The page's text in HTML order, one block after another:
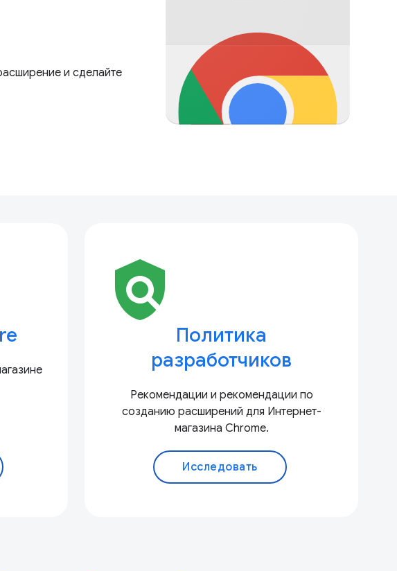
и сделайте
policy
Политика
разработчиков
Рекомендации и рекомендации по
созданию расширений для Интернет-
магазина Chrome.
Исследовать